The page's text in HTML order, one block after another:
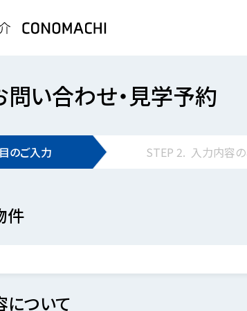
い合わせ・見学予約
のご入力 STEP 2. 入力内容の
件
について